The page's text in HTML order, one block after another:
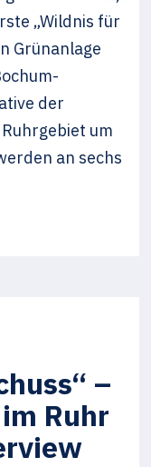
„Wildnis für
Grünanlage
der
um
an sechs
–
Ruhr